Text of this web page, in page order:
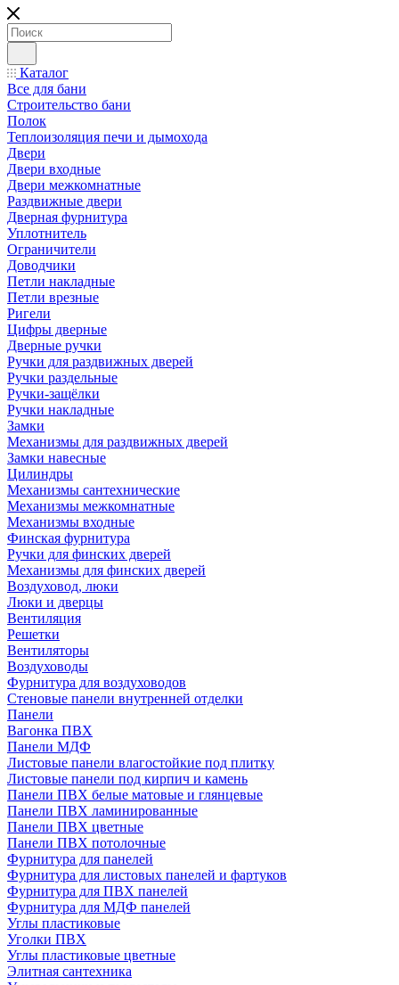
Каталог
Все для бани
Строительство бани
Полок
Теплоизоляция печи и дымохода
Двери
Двери входные
Двери межкомнатные
Раздвижные двери
Дверная фурнитура
Уплотнитель
Ограничители
Доводчики
Петли накладные
Петли врезные
Ригели
Цифры дверные
Дверные ручки
Ручки для раздвижных дверей
Ручки раздельные
Ручки-защёлки
Ручки накладные
Замки
Механизмы для раздвижных дверей
Замки навесные
Цилиндры
Механизмы сантехнические
Механизмы межкомнатные
Механизмы входные
Финская фурнитура
Ручки для финских дверей
Механизмы для финских дверей
Воздуховод, люки
Люки и дверцы
Вентиляция
Решетки
Вентиляторы
Воздуховоды
Фурнитура для воздуховодов
Стеновые панели внутренней отделки
Панели
Вагонка ПВХ
Панели МДФ
Листовые панели влагостойкие под плитку
Листовые панели под кирпич и камень
Панели ПВХ белые матовые и глянцевые
Панели ПВХ ламинированные
Панели ПВХ цветные
Панели ПВХ потолочные
Фурнитура для панелей
Фурнитура для листовых панелей и фартуков
Фурнитура для ПВХ панелей
Фурнитура для МДФ панелей
Углы пластиковые
Уголки ПВХ
Углы пластиковые цветные
Элитная сантехника